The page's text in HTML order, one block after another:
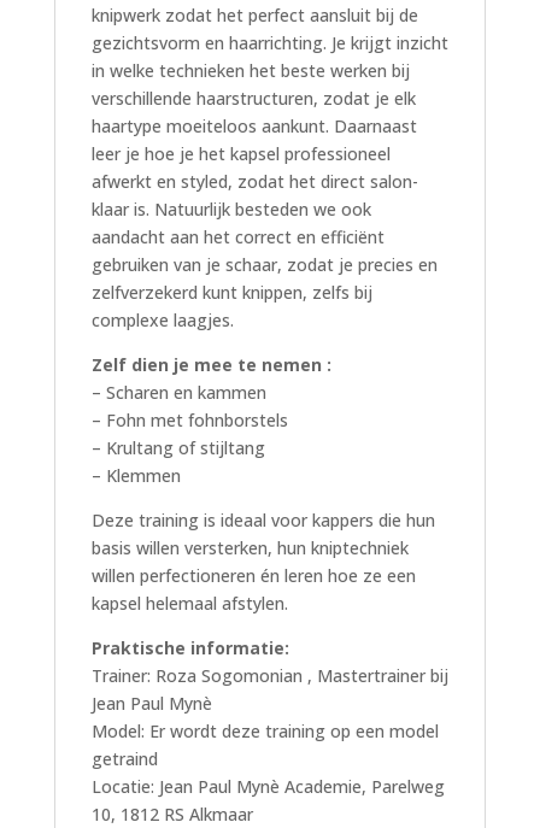
knipwerk zodat het perfect aansluit bij de
gezichtsvorm en haarrichting. Je krijgt inzicht
in welke technieken het beste werken bij
verschillende haarstructuren, zodat je elk
haartype moeiteloos aankunt. Daarnaast
leer je hoe je het kapsel professioneel
afwerkt en styled, zodat het direct salon-
klaar is. Natuurlijk besteden we ook
aandacht aan het correct en efficiënt
gebruiken van je schaar, zodat je precies en
zelfverzekerd kunt knippen, zelfs bij
complexe laagjes.
Zelf dien je mee te nemen :
– Scharen en kammen
– Fohn met fohnborstels
– Krultang of stijltang
– Klemmen
Deze training is ideaal voor kappers die hun
basis willen versterken, hun kniptechniek
willen perfectioneren én leren hoe ze een
kapsel helemaal afstylen.
Praktische informatie:
Trainer: Roza Sogomonian , Mastertrainer bij
Jean Paul Mynè
Model: Er wordt deze training op een model
getraind
Locatie: Jean Paul Mynè Academie, Parelweg
10, 1812 RS Alkmaar